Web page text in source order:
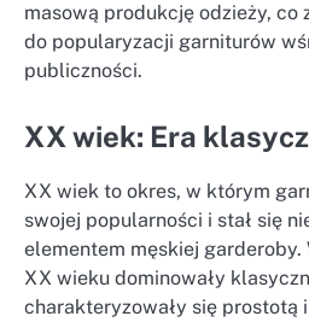
masową produkcję odzieży, co
do popularyzacji garniturów
publiczności.
XX wiek: Era
XX wiek to okres, w którym
swojej popularności i stał się
elementem męskiej garderoby.
XX wieku dominowały
charakteryzowały się prostotą